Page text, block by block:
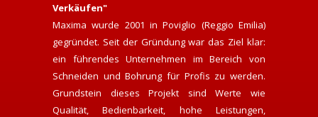
Verkäufen"
Maxima wurde 2001 in Poviglio (Reggio Emilia)
gegründet. Seit der Gründung war das Ziel klar:
ein führendes Unternehmen im Bereich von
Schneiden und Bohrung für Profis zu werden.
Grundstein dieses Projekt sind Werte wie
Qualität, Bedienbarkeit, hohe Leistungen,